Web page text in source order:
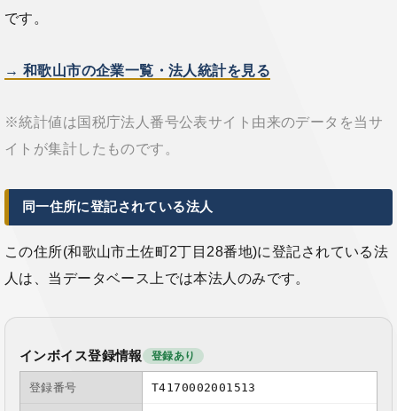
です。
→ 和歌山市の企業一覧・法人統計を見る
※統計値は国税庁法人番号公表サイト由来のデータを当サ
イトが集計したものです。
同一住所に登記されている法人
この住所(和歌山市土佐町2丁目28番地)に登記されている法
人は、当データベース上では本法人のみです。
インボイス登録情報 登録あり
登録番号 T4170002001513